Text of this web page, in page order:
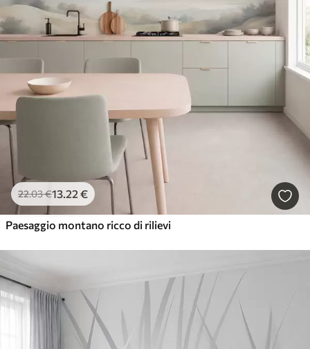
22.03€13.22 €
Paesaggio montano ricco di rilievi